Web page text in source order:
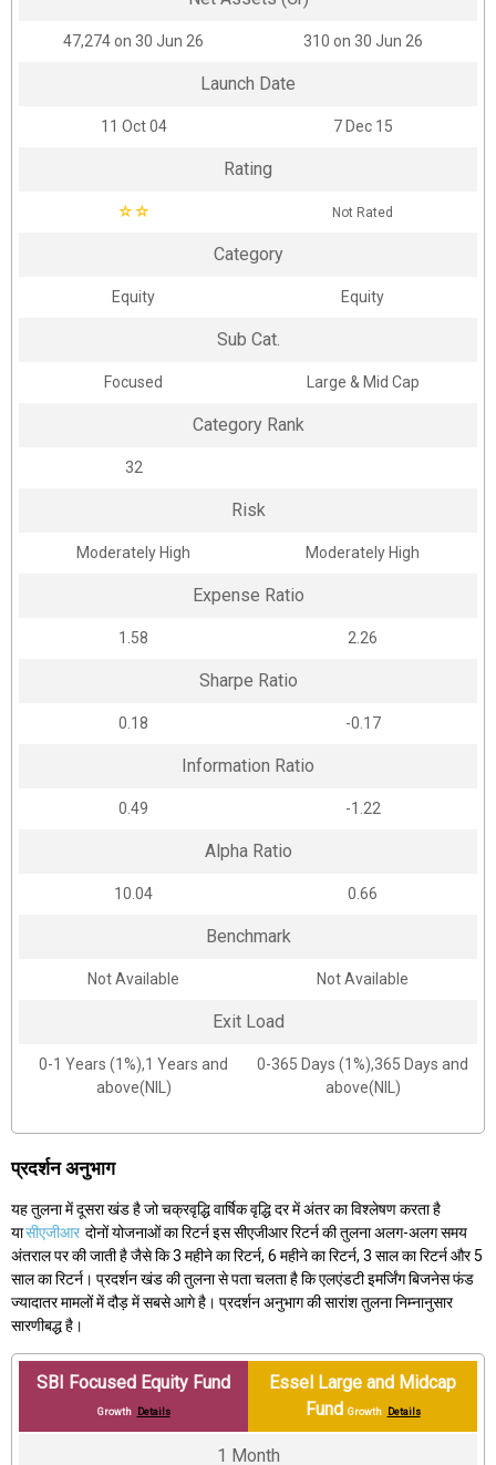
₹47,274 on 30 Jun 26 ₹310 on 30 Jun 26
Launch Date
11 Oct 04 7 Dec 15
Rating
☆☆ Not Rated
Category
Equity Equity
Sub Cat.
Focused Large & Mid Cap
Category Rank
32
Risk
Moderately High Moderately High
Expense Ratio
1.58 2.26
Sharpe Ratio
0.18 -0.17
Information Ratio
0.49 -1.22
Alpha Ratio
10.04 0.66
Benchmark
Not Available Not Available
Exit Load
0-1 Years (1%),1 Years and
above(NIL)
0-365 Days (1%),365 Days and
above(NIL)
प्रदर्शन अनुभाग
यह तुलना में दूसरा खंड है जो चक्रवृद्धि वार्षिक वृद्धि दर में अंतर का विश्लेषण करता है
यासीएजीआर दोनों योजनाओं का रिटर्न इस सीएजीआर रिटर्न की तुलना अलग-अलग समय
अंतराल पर की जाती है जैसे कि 3 महीने का रिटर्न, 6 महीने का रिटर्न, 3 साल का रिटर्न और 5
साल का रिटर्न। प्रदर्शन खंड की तुलना से पता चलता है कि एलएंडटी इमर्जिंग बिजनेस फंड
ज्यादातर मामलों में दौड़ में सबसे आगे है। प्रदर्शन अनुभाग की सारांश तुलना निम्नानुसार
सारणीबद्ध है।
SBI Focused Equity Fund
Growth Details
Essel Large and Midcap
Fund Growth Details
1 Month